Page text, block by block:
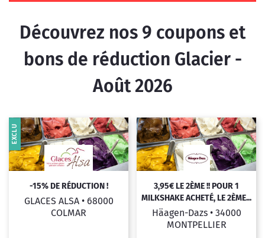
Découvrez nos 9 coupons et
bons de réduction Glacier -
Août 2026
-15% DE RÉDUCTION !
GLACES ALSA • 68000
COLMAR
EXCLU
3,95€ LE 2ÈME !! POUR 1
MILKSHAKE ACHETÉ, LE 2ÈME...
Häagen-Dazs • 34000
MONTPELLIER